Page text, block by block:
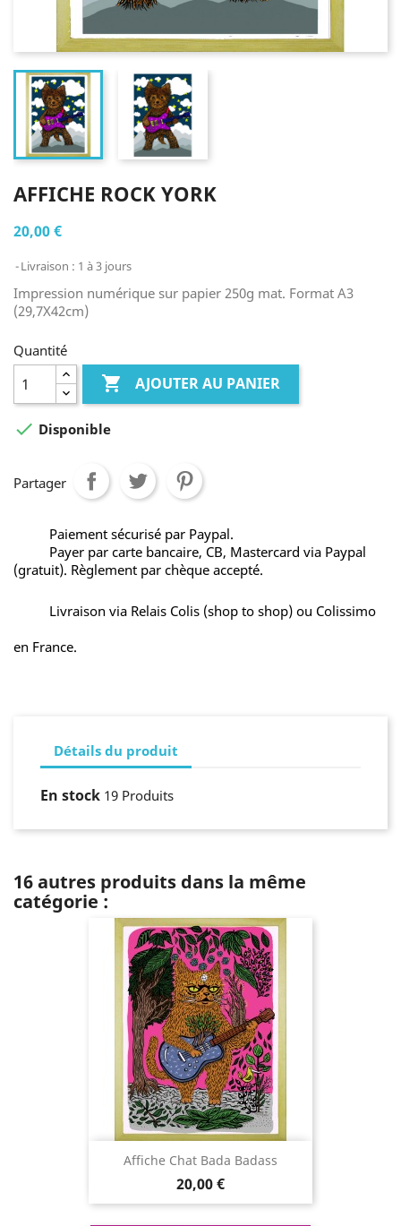
AFFICHE ROCK YORK
20,00 €
Livraison : 1 à 3 jours
Impression numérique sur papier 250g mat. Format A3
(29,7X42cm)
Quantité
 AJOUTER AU PANIER
 Disponible
Partager
Paiement sécurisé par Paypal.
Payer par carte bancaire, CB, Mastercard via Paypal
(gratuit). Règlement par chèque accepté.
Livraison via Relais Colis (shop to shop) ou Colissimo
en France.
Détails du produit
En stock 19 Produits
16 autres produits dans la même
catégorie :
Affiche Chat Bada Badass
Prix
20,00 €